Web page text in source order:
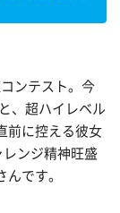
ンテスト。今
、超ハイレベル
前に控える彼女
ンジ精神旺盛
です。